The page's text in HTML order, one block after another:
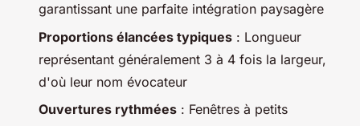
garantissant une parfaite intégration paysagère
Proportions élancées typiques : Longueur
représentant généralement 3 à 4 fois la largeur,
d'où leur nom évocateur
Ouvertures rythmées : Fenêtres à petits